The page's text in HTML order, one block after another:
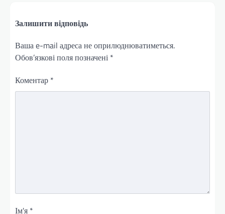
Залишити відповідь
Ваша e-mail адреса не оприлюднюватиметься.
Обов’язкові поля позначені *
Коментар *
Ім'я *